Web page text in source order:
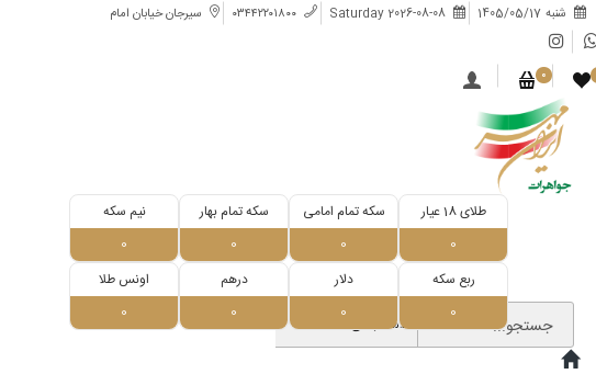
شنبه 1405/05/17
Saturday 2026-08-08 ۰۳۴۴۲۲۰۱۸۰۰ سیرجان خیابان امام
0
طلای 18 عیار
0
سکه تمام امامی
0
سکه تمام بهار
0
نیم سکه
0
ربع سکه
0
دلار
0
درهم
0
اونس طلا
0
جستجو... دسته‌بندی‌ها...